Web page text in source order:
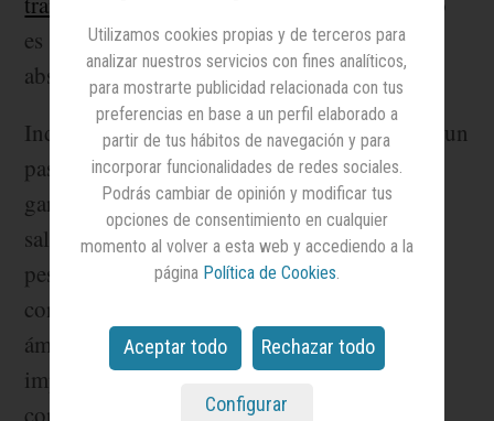
es solo posible, sino, en muchos casos,
absolutamente necesaria.
Independientemente de las circunstancias, es un
paso importante, pero no siempre se da con
ganas. La idea de perder estatus, retroceder
salarialmente o tener que empezar de cero
pesan especialmente cuando ya se ha
construido una trayectoria sólida en otro
ámbito. Sin embargo, cambiar de sector no
implica necesariamente renunciar a lo ya
conseguido. “Al contrario, si se saben
Utilizamos cookies propias y de terceros para
analizar nuestros servicios con fines analíticos,
para mostrarte publicidad relacionada con tus
preferencias en base a un perfil elaborado a
partir de tus hábitos de navegación y para
incorporar funcionalidades de redes sociales.
Podrás cambiar de opinión y modificar tus
opciones de consentimiento en cualquier
momento al volver a esta web y accediendo a la
página Política de Cookies.
Aceptar todo Rechazar todo
Configurar